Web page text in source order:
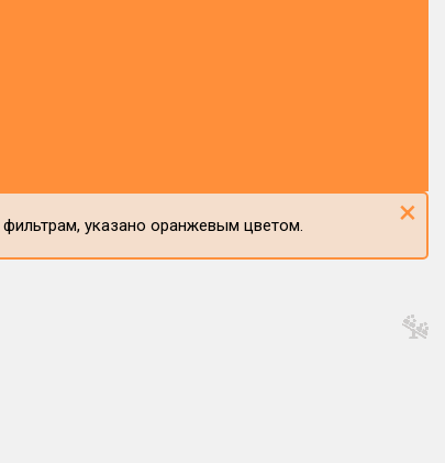
указано оранжевым цветом. ×